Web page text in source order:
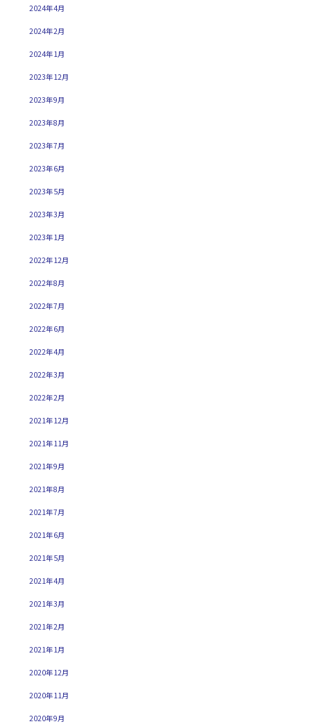
2024年4月
2024年2月
2024年1月
2023年12月
2023年9月
2023年8月
2023年7月
2023年6月
2023年5月
2023年3月
2023年1月
2022年12月
2022年8月
2022年7月
2022年6月
2022年4月
2022年3月
2022年2月
2021年12月
2021年11月
2021年9月
2021年8月
2021年7月
2021年6月
2021年5月
2021年4月
2021年3月
2021年2月
2021年1月
2020年12月
2020年11月
2020年9月